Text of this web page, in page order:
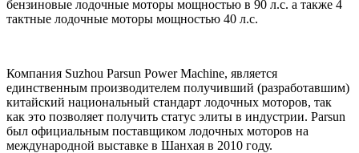
бензиновые лодочные моторы мощностью в 90 л.с. а также 4
тактные лодочные моторы мощностью 40 л.с.
Компания Suzhou Parsun Power Machine, является
единственным производителем получивший (разработавшим)
китайский национальный стандарт лодочных моторов, так
как это позволяет получить статус элиты в индустрии. Parsun
был официальным поставщиком лодочных моторов на
международной выставке в Шанхая в 2010 году.